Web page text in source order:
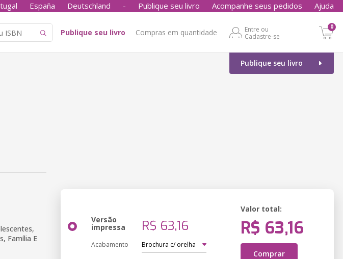
España Deutschland - Publique seu livro Acompanhe seus pedidos Ajuda
Publique seu livro Compras em quantidade
Entre ou
Cadastre-se
0
Publique seu livro
Família E
Versão
impressa R$ 63,16
Acabamento
Valor total:
R$ 63,16
Comprar